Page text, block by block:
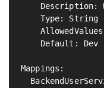
Description:
    Type: String
    Default: Dev
Mappings: